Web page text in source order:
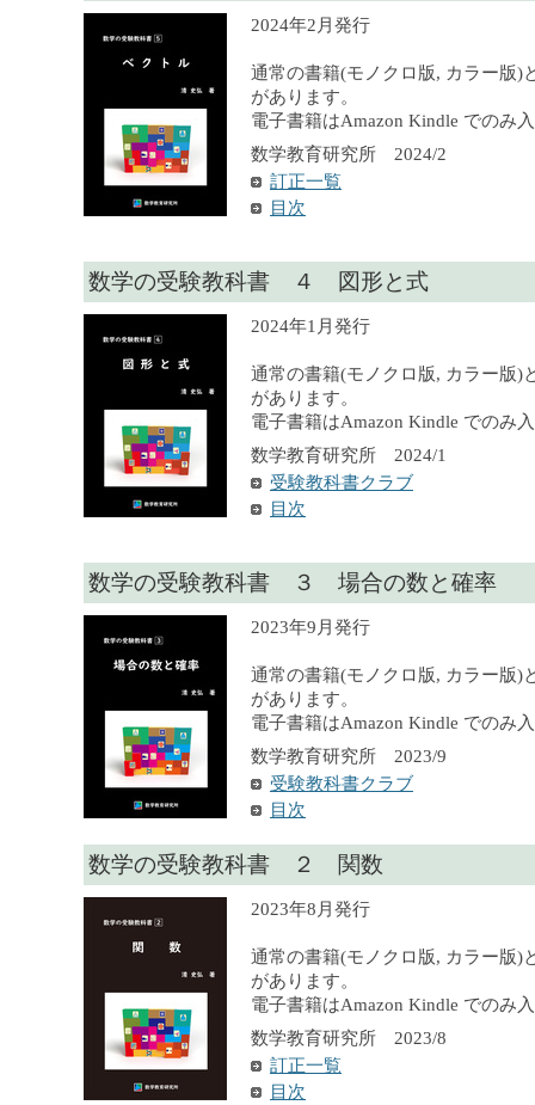
2024年2月発行
通常の書籍(モノクロ版, カラー版)
があります。
電子書籍はAmazon Kindle でのみ
数学教育研究所 2024/2
訂正一覧
目次
数学の受験教科書 ４ 図形と式
2024年1月発行
通常の書籍(モノクロ版, カラー版)
があります。
電子書籍はAmazon Kindle でのみ
数学教育研究所 2024/1
受験教科書クラブ
目次
数学の受験教科書 ３ 場合の数と確率
2023年9月発行
通常の書籍(モノクロ版, カラー版)
があります。
電子書籍はAmazon Kindle でのみ
数学教育研究所 2023/9
受験教科書クラブ
目次
数学の受験教科書 ２ 関数
2023年8月発行
通常の書籍(モノクロ版, カラー版)
があります。
電子書籍はAmazon Kindle でのみ
数学教育研究所 2023/8
訂正一覧
目次